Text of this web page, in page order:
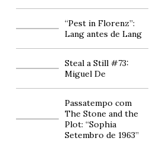
“Pest in Florenz”:
Lang antes de Lang
Steal a Still #73:
Miguel De
Passatempo com
The Stone and the
Plot: “Sophia
Setembro de 1963”